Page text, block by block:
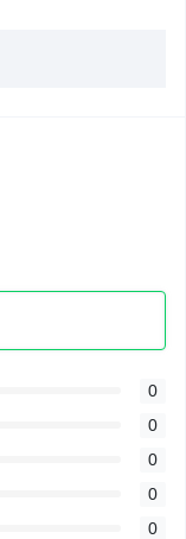
0
0
0
0
0